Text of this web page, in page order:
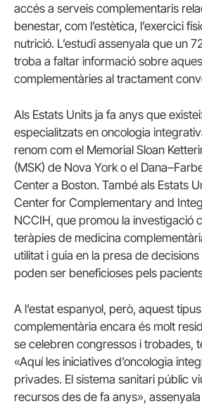
accés a serveis complementaris
benestar, com l’estètica, l’exercici
nutrició. L’estudi assenyala que un
troba a faltar informació sobre
complementàries al tractament
Als Estats Units ja fa anys que
especialitzats en oncologia
renom com el Memorial Sloan
(MSK) de Nova York o el
Center a Boston. També als Estats
Center for Complementary and
NCCIH, que promou la investigació
teràpies de medicina
utilitat i guia en la presa de
poden ser beneficioses pels
A l’estat espanyol, però, aquest
complementària encara és molt
se celebren congressos i trobades,
«Aquí les iniciatives d’oncologia
privades. El sistema sanitari públic
recursos des de fa anys»,